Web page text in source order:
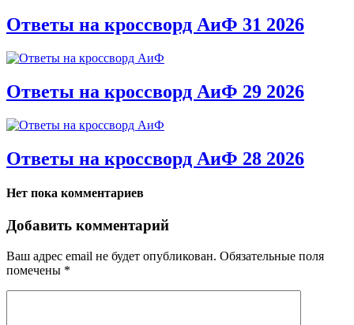
Ответы на кроссворд АиФ 31 2026
Ответы на кроссворд АиФ 29 2026
Ответы на кроссворд АиФ 28 2026
Нет пока комментариев
Добавить комментарий
Ваш адрес email не будет опубликован. Обязательные поля
помечены *